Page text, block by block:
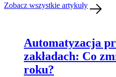
Zobacz wszystkie artykuły
Automatyzacja
zakładach: Co
roku?